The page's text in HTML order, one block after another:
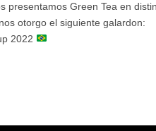
presentamos Green Tea en
otorgo el siguiente galardon:
2022